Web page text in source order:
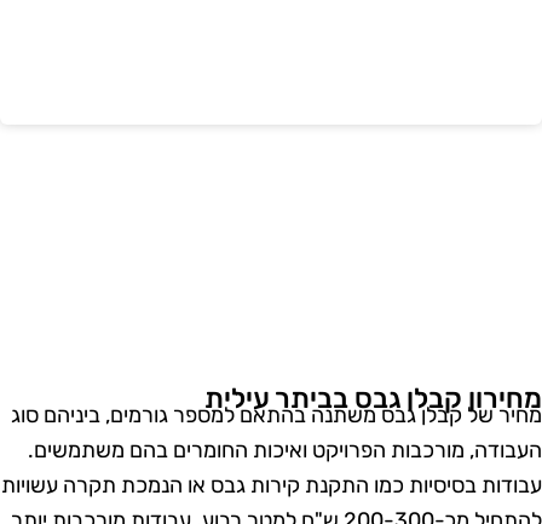
קבלן גבס בביתר עילית
של קבלן גבס משתנה בהתאם למספר גורמים, ביניהם סוג
מורכבות הפרויקט ואיכות החומרים בהם משתמשים.
בסיסיות כמו התקנת קירות גבס או הנמכת תקרה עשויות